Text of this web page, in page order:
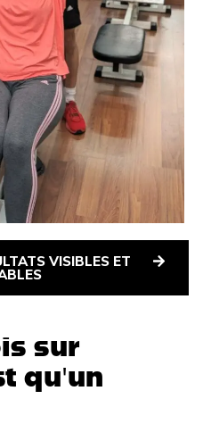
VISIBLES ET
sur
qu'un